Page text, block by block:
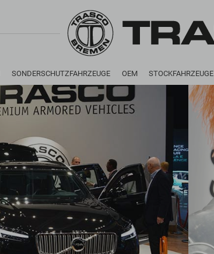
SONDERSCHUTZFAHRZEUGE OEM STOCKFAHRZEUGE